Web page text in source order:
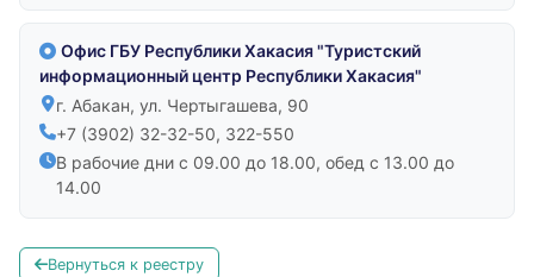
Офис ГБУ Республики Хакасия "Туристский
информационный центр Республики Хакасия"
г. Абакан, ул. Чертыгашева, 90
+7 (3902) 32-32-50, 322-550
В рабочие дни с 09.00 до 18.00, обед с 13.00 до
14.00
Вернуться к реестру